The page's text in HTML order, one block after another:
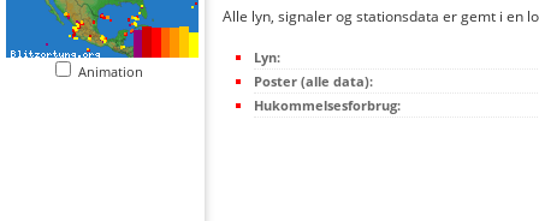
Animation
Alle lyn, signaler og stationsdata er gemt i en
Lyn:
Poster (alle data):
Hukommelsesforbrug: